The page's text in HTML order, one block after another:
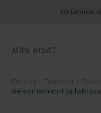
Ostamme
Seisontamatot ja